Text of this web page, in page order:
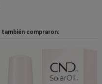
compraron: